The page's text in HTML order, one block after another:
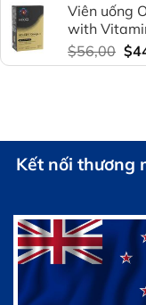
Viên uống
with
$56,00 Giá
gốc
$
Kết nối thương